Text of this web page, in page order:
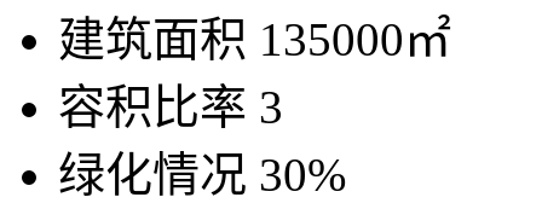
建筑面积 135000㎡
容积比率 3
绿化情况 30%